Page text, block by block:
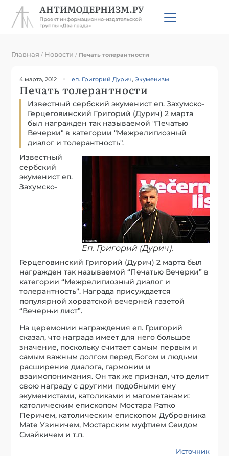
Главная / Новости / Печать толерантности
4 марта, 2012 еп. Григорий Дурич,Экуменизм
Печать толерантности
Известный сербский экуменист еп. Захумско-
Герцеговинский Григорий (Дурич) 2 марта
был награжден так называемой "Печатью
Вечерки" в категории "Межрелигиозный
диалог и толерантность".
Еп. Григорий (Дурич).
Известный
сербский
экуменист еп.
Захумско-
Герцеговинский Григорий (Дурич) 2 марта был
награжден так называемой “Печатью Вечерки” в
категории “Межрелигиозный диалог и
толерантность”. Награда присуждается
популярной хорватской вечерней газетой
“Вечерњи лист”.
На церемонии награждения еп. Григорий
сказал, что награда имеет для него большое
значение, поскольку считает самым первым и
самым важным долгом перед Богом и людьми
расширение диалога, гармонии и
взаимопонимания. Он так же признал, что делит
свою награду с другими подобными ему
экуменистами, католиками и магометанами:
католическим епископом Мостара Ратко
Перичем, католическим епископом Дубровника
Mate Узиничем, Мостарским муфтием Сеидом
Смайкичем и т.п.
Источник